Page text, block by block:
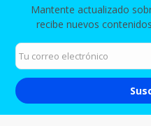
Mantente actualizado
recibe nuevos